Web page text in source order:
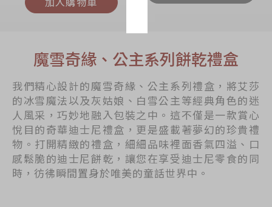
魔雪奇緣、公主系列餅乾禮盒
我們精心設計的魔雪奇緣、公主系列禮盒，將艾莎
的冰雪魔法以及灰姑娘、白雪公主等經典角色的迷
人風采，巧妙地融入包裝之中。這不僅是一款賞心
悅目的奇華迪士尼禮盒，更是盛載著夢幻的珍貴禮
物。打開精緻的禮盒，細細品味裡面香氣四溢、口
感鬆脆的迪士尼餅乾，讓您在享受迪士尼零食的同
時，彷彿瞬間置身於唯美的童話世界中。